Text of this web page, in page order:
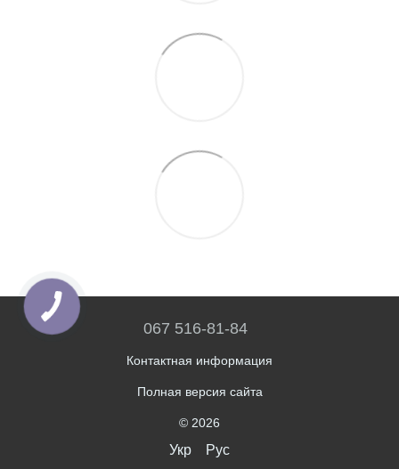
067 516-81-84
Контактная информация
Полная версия сайта
© 2026
Укр Рус